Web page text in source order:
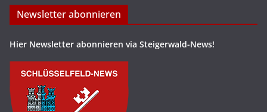
Newsletter abonnieren
Hier Newsletter abonnieren via Steigerwald-News!